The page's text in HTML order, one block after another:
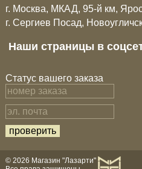
г. Москва, МКАД, 95-й км,
г. Сергиев Посад,
Наши страницы в
Статус вашего заказа
© 2026 Магазин "Лазарти"